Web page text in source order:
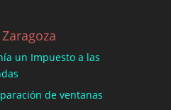
un Impuesto a las
de ventanas